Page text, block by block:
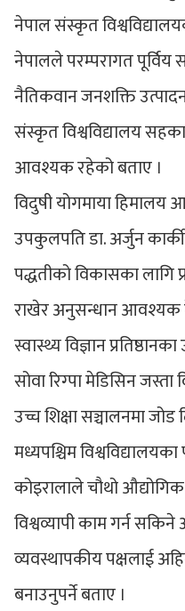
नेपाल संस्कृत
नेपालले परम्परागत पूर्विय
नैतिकवान जनशक्ति
संस्कृत विश्वविद्यालय
आवश्यक रहेको बताए ।
विदुषी योगमाया हिमालय
उपकुलपति डा. अर्जुन
पद्धतीको विकासका लागि
राखेर अनुसन्धान आवश्यक
स्वास्थ्य विज्ञान
सोवा रिग्पा मेडिसिन
उच्च शिक्षा सञ्चालनमा
मध्यपश्चिम
कोइरालाले चौथो
विश्वव्यापी काम गर्न
व्यवस्थापकीय पक्षलाई
बनाउनुपर्ने बताए ।